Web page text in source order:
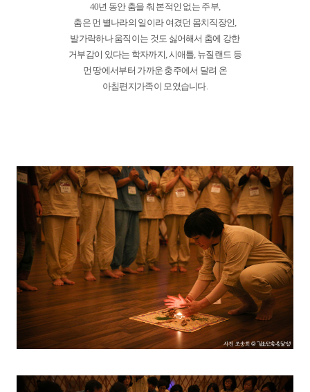
40년 동안 춤을 춰 본적인 없는 주부,
춤은 먼 별나라의 일이라 여겼던 몸치직장인,
발가락하나 움직이는 것도 싫어해서 춤에 강한
거부감이 있다는 학자까지, 시애틀, 뉴질랜드 등
먼 땅에서부터 가까운 충주에서 달려 온
아침편지가족이 모였습니다.